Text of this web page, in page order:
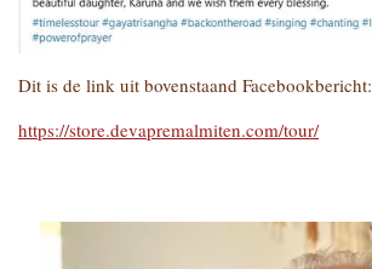
Dit is de link uit bovenstaand Facebookbericht:
https://store.devapremalmiten.com/tour/